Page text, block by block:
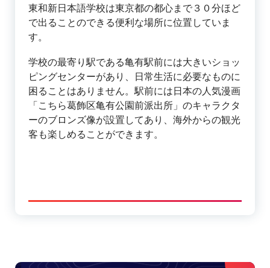
東和新日本語学校は東京都の都心まで３０分ほど
で出ることのできる便利な場所に位置していま
す。
学校の最寄り駅である亀有駅前には大きいショッ
ピングセンターがあり、日常生活に必要なものに
困ることはありません。駅前には日本の人気漫画
「こちら葛飾区亀有公園前派出所」のキャラクタ
ーのブロンズ像が設置してあり、海外からの観光
客も楽しめることができます。